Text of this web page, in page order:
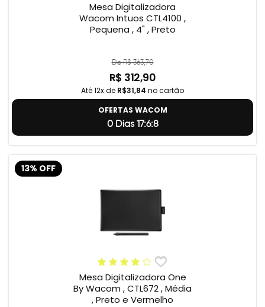
Mesa Digitalizadora
Wacom Intuos CTL4100 ,
Pequena , 4" , Preto
De R$ 363,70
R$ 312,90
Até 12x de R$31,84 no cartão
OFERTAS WACOM
0 Dias 17:6:7
13% OFF
Mesa Digitalizadora One
By Wacom , CTL672 , Média
, Preto e Vermelho